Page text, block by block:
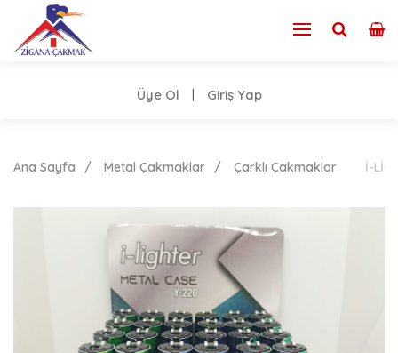
Üye Ol Giriş Yap
Ana Sayfa Metal Çakmaklar Çarklı Çakmaklar İ-